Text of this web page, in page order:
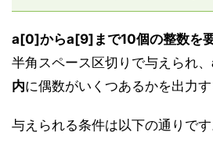
a[0]からa[9]まで10個の整数を
半角スペース区切りで与えられ、
内に偶数がいくつあるかを出力す
与えられる条件は以下の通りです